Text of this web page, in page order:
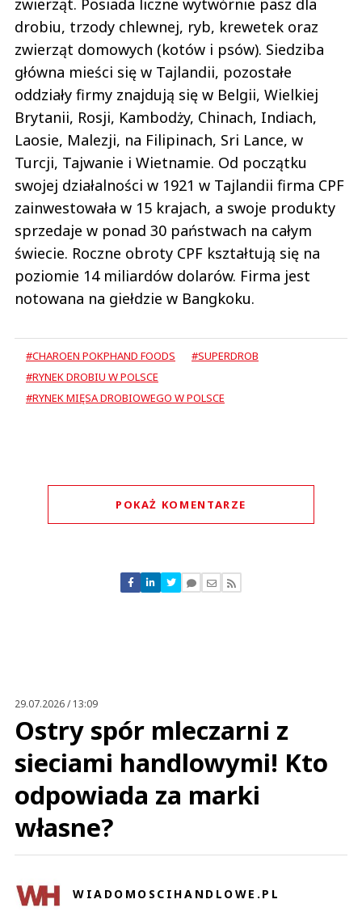
zwierząt. Posiada liczne wytwórnie pasz dla
drobiu, trzody chlewnej, ryb, krewetek oraz
zwierząt domowych (kotów i psów). Siedziba
główna mieści się w Tajlandii, pozostałe
oddziały firmy znajdują się w Belgii, Wielkiej
Brytanii, Rosji, Kambodży, Chinach, Indiach,
Laosie, Malezji, na Filipinach, Sri Lance, w
Turcji, Tajwanie i Wietnamie. Od początku
swojej działalności w 1921 w Tajlandii firma CPF
zainwestowała w 15 krajach, a swoje produkty
sprzedaje w ponad 30 państwach na całym
świecie. Roczne obroty CPF kształtują się na
poziomie 14 miliardów dolarów. Firma jest
notowana na giełdzie w Bangkoku.
#CHAROEN POKPHAND FOODS
#SUPERDROB
#RYNEK DROBIU W POLSCE
#RYNEK MIĘSA DROBIOWEGO W POLSCE
POKAŻ KOMENTARZE
Nie znaleziono komentarzy
Zostaw swoje komentarze
29.07.2026 / 13:09
Ostry spór mleczarni z
sieciami handlowymi! Kto
odpowiada za marki
własne?
WIADOMOSCIHANDLOWE.PL